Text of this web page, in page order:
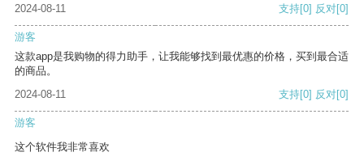
2024-08-11 支持[0] 反对[0]
游客
这款app是我购物的得力助手，让我能够找到最优惠的价格，买到最合适
的商品。
2024-08-11
支持[0] 反对[0]
游客
这个软件我非常喜欢